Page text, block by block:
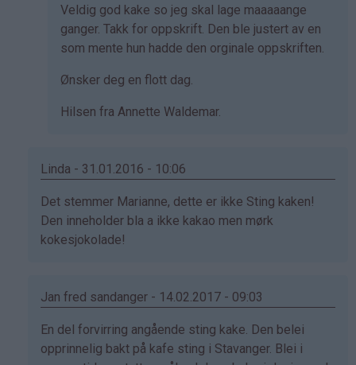
Veldig god kake so jeg skal lage maaaaange
ganger. Takk for oppskrift. Den ble justert av en
som mente hun hadde den orginale oppskriften.
Ønsker deg en flott dag.
Hilsen fra Annette Waldemar.
Linda - 31.01.2016 - 10:06
Som
svar
på
(ikke
Det stemmer Marianne, dette er ikke Sting kaken!
Den inneholder bla a ikke kakao men mørk
kokesjokolade!
Jan fred sandanger - 14.02.2017 - 09:03
Som
svar
En del forvirring angående sting kake. Den belei
opprinnelig bakt på kafe sting i Stavanger. Blei i